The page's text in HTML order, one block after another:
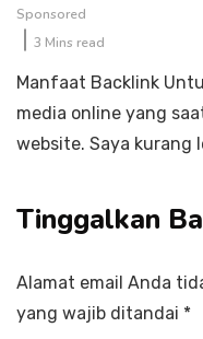
Sponsored
3 Mins read
Manfaat Backlink
media online yang
website. Saya kurang
Tinggalkan
Alamat email Anda
yang wajib ditandai *